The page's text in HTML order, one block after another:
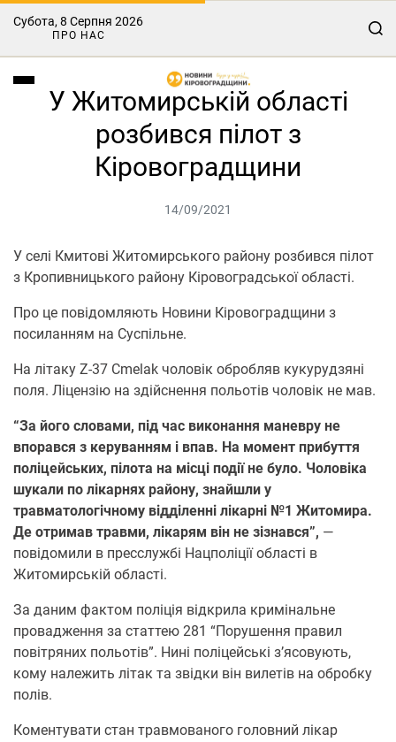
Субота, 8 Серпня 2026
ПРО НАС
У Житомирській області
розбився пілот з
Кіровоградщини
14/09/2021
У селі Кмитові Житомирського району розбився пілот
з Кропивницького району Кіровоградської області.
Про це повідомляють Новини Кіровоградщини з
посиланням на Суспільне.
На літаку Z-37 Cmelak чоловік обробляв кукурудзяні
поля. Ліцензію на здійснення польотів чоловік не мав.
“За його словами, під час виконання маневру не
впорався з керуванням і впав. На момент прибуття
поліцейських, пілота на місці події не було. Чоловіка
шукали по лікарнях району, знайшли у
травматологічному відділенні лікарні №1 Житомира.
Де отримав травми, лікарям він не зізнався”, —
повідомили в пресслужбі Нацполіції області в
Житомирській області.
За даним фактом поліція відкрила кримінальне
провадження за статтею 281 “Порушення правил
повітряних польотів”. Нині поліцейські з’ясовують,
кому належить літак та звідки він вилетів на обробку
полів.
Коментувати стан травмованого головний лікар